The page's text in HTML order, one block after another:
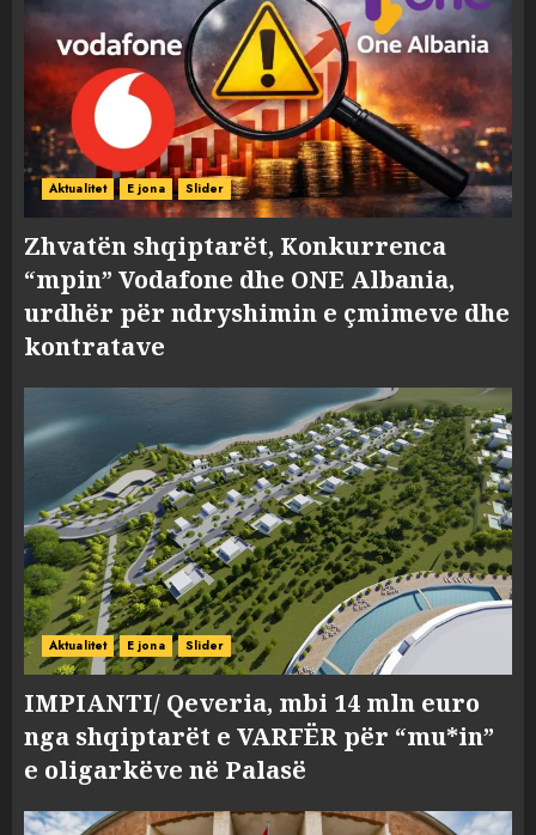
Aktualitet E jona Slider
Zhvatën shqiptarët, Konkurrenca
“mpin” Vodafone dhe ONE Albania,
urdhër për ndryshimin e çmimeve dhe
kontratave
Aktualitet E jona Slider
IMPIANTI/ Qeveria, mbi 14 mln euro
nga shqiptarët e VARFËR për “mu*in”
e oligarkëve në Palasë